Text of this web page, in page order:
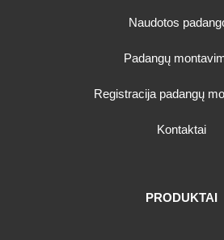
Naudotos
Padangų
Registracija padangų
Kontaktai
PRODUKTAI